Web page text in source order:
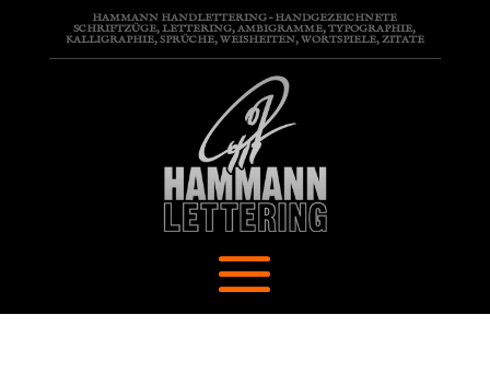
HAMMANN HANDLETTERING – HANDGEZEICHNETE
SCHRIFTZÜGE, LETTERING, AMBIGRAMME, TYPOGRAPHIE,
KALLIGRAPHIE, SPRÜCHE, WEISHEITEN, WORTSPIELE, ZITATE